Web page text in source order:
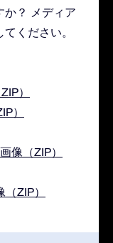
か？ メディア
ください。
）
）
像（ZIP）
ZIP）